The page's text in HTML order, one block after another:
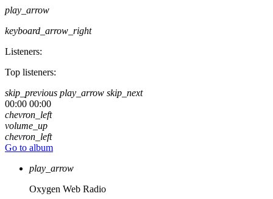
play_arrow
keyboard_arrow_right
Listeners:
Top listeners:
skip_previous play_arrow skip_next
00:00 00:00
chevron_left
volume_up
chevron_left
Go to album
play_arrow
Oxygen Web Radio